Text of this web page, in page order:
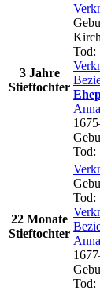
3 Jahre
Stieftochter
Tod:
1675
Tod:
22 Monate
Stieftochter
Tod:
1677
Tod: